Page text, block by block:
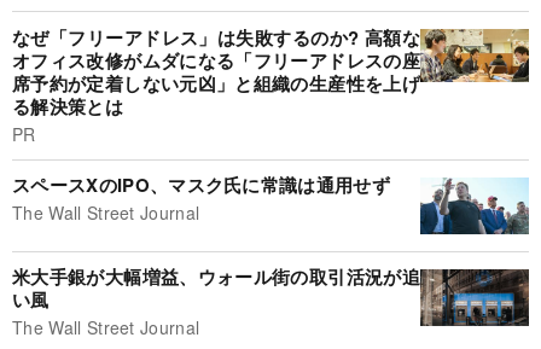
なぜ「フリーアドレス」は失敗するのか? 高額な
オフィス改修がムダになる「フリーアドレスの座
席予約が定着しない元凶」と組織の生産性を上げ
る解決策とは
PR
スペースXのIPO、マスク氏に常識は通用せず
The Wall Street Journal
米大手銀が大幅増益、ウォール街の取引活況が追
い風
The Wall Street Journal